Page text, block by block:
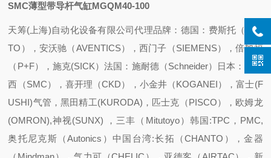
SMC薄型带导杆气缸MGQM40-100
天筹(上海)自动化设备有限公司代理品牌： 德国：费斯托（FES
TO），安沃驰（AVENTICS），西门子（SIEMENS），倍加福
（P+F），施克(SICK）法国：施耐德（Schneider）
日本：速睦
西（SMC），喜开理（CKD），小金井（KOGANEI），富士(F
USHI)气管，黑田精工(KURODA)，匹士克（PISCO），欧姆龙
(OMRON),神视(SUNX) ，三丰（Mitutoyo） 韩国:TPC，PMC,
奥托尼克斯（Autonics） 中国台湾:长拓（CHANTO），金器